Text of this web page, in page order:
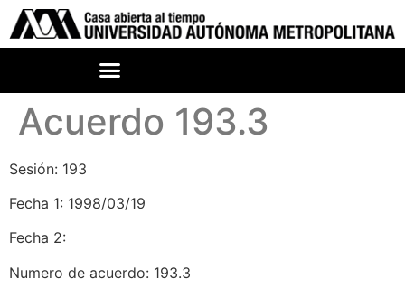
Acuerdo 193.3
Sesión: 193
Fecha 1: 1998/03/19
Fecha 2:
Numero de acuerdo: 193.3